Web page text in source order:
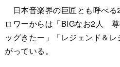
日本音楽界の巨匠とも呼べる
ロワーからは「BIGなお2人
ッグきたー」「レジェンド＆
がっている。